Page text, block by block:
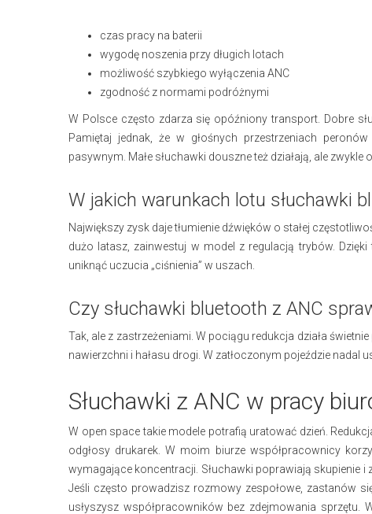
czas pracy na baterii
wygodę noszenia przy długich lotach
możliwość szybkiego wyłączenia ANC
zgodność z normami podróżnymi
W Polsce często zdarza się opóźniony transport. Dobre
Pamiętaj jednak, że w głośnych przestrzeniach
pasywnym. Małe słuchawki douszne też działają, ale zwykle
W jakich warunkach lotu słuchawki
Największy zysk daje tłumienie dźwięków o stałej
dużo latasz, zainwestuj w model z regulacją trybów.
uniknąć uczucia „ciśnienia” w uszach.
Czy słuchawki bluetooth z ANC
Tak, ale z zastrzeżeniami. W pociągu redukcja działa
nawierzchni i hałasu drogi. W zatłoczonym pojeździe nadal
Słuchawki z ANC w pracy
W open space takie modele potrafią uratować dzień.
odgłosy drukarek. W moim biurze współpracownicy
wymagające koncentracji. Słuchawki poprawiają skupienie
Jeśli często prowadzisz rozmowy zespołowe, zastanów
usłyszysz współpracowników bez zdejmowania